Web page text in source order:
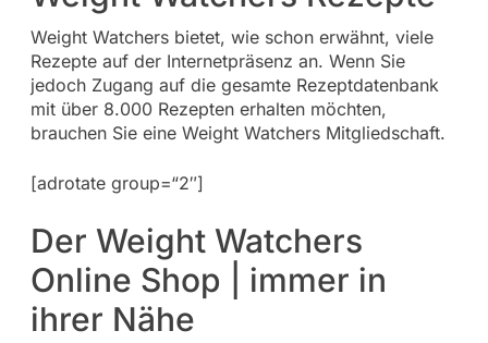
Weight Watchers bietet, wie schon erwähnt, viele
Rezepte auf der Internetpräsenz an. Wenn Sie
jedoch Zugang auf die gesamte Rezeptdatenbank
mit über 8.000 Rezepten erhalten möchten,
brauchen Sie eine Weight Watchers Mitgliedschaft.
[adrotate group=“2″]
Der Weight Watchers
Online Shop | immer in
ihrer Nähe